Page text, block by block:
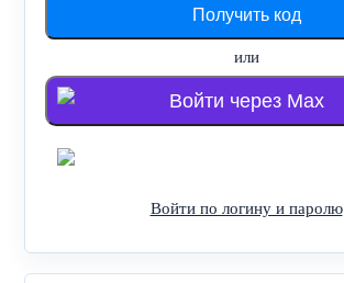
или
Войти через Max
Войти через Яндекс
Войти по логину и паролю